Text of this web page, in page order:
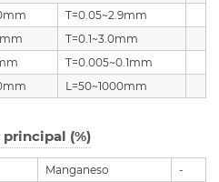
T=0.05~2.9mm
T=0.1~3.0mm
T=0.005~0.1mm
L=50~1000mm
(%)
Manganeso
-